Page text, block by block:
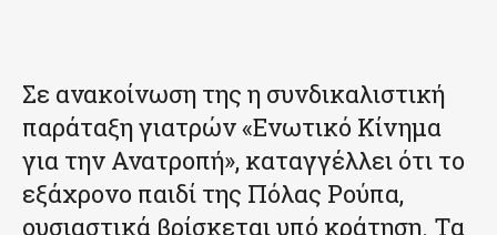
Σε ανακοίνωση της η συνδικαλιστική
παράταξη γιατρών «Ενωτικό Κίνημα
για την Ανατροπή», καταγγέλλει ότι το
εξάχρονο παιδί της Πόλας Ρούπα,
ουσιαστικά βρίσκεται υπό κράτηση. Τα